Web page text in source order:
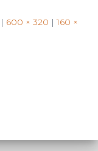
| 600 × 320 | 160 ×